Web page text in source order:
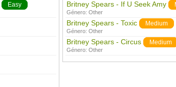
Easy Britney Spears - If U Seek Amy
Género: Other
Britney Spears - Toxic Medium
Género: Other
Britney Spears - Circus Medium
Género: Other